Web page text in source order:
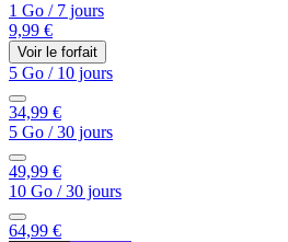
1 Go /7 jours
9,99 €
Voir le forfait
5 Go /10 jours
34,99 €
5 Go /30 jours
49,99 €
10 Go /30 jours
64,99 €